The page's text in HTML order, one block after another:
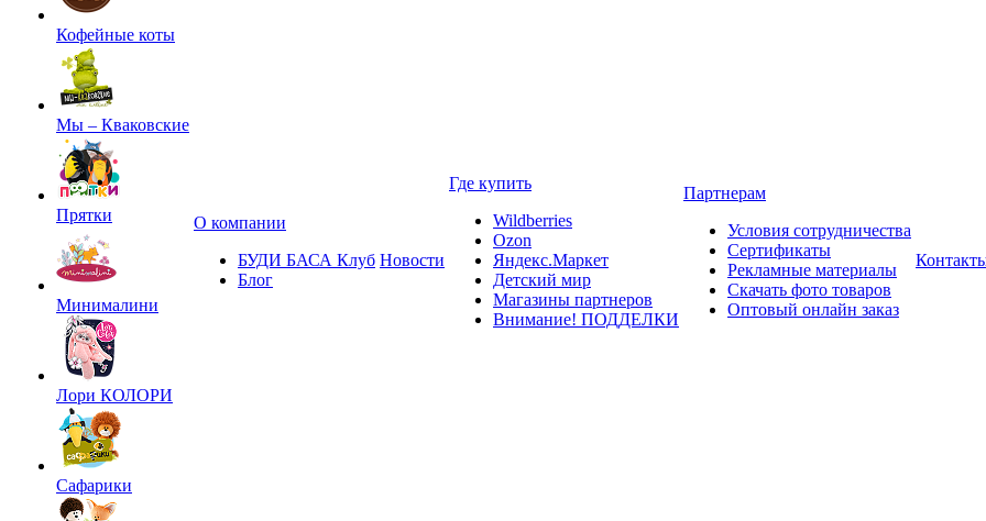
Кофейные коты
Мы – Кваковские
Прятки
Минималини
Лори КОЛОРИ
Сафарики
О компании
БУДИ БАСА Клуб
Блог
Новости
Где купить
Wildberries
Ozon
Яндекс.Маркет
Детский мир
Магазины партнеров
Внимание! ПОДДЕЛКИ
Партнерам
Условия сотрудничества
Сертификаты
Рекламные материалы
Скачать фото товаров
Оптовый онлайн заказ